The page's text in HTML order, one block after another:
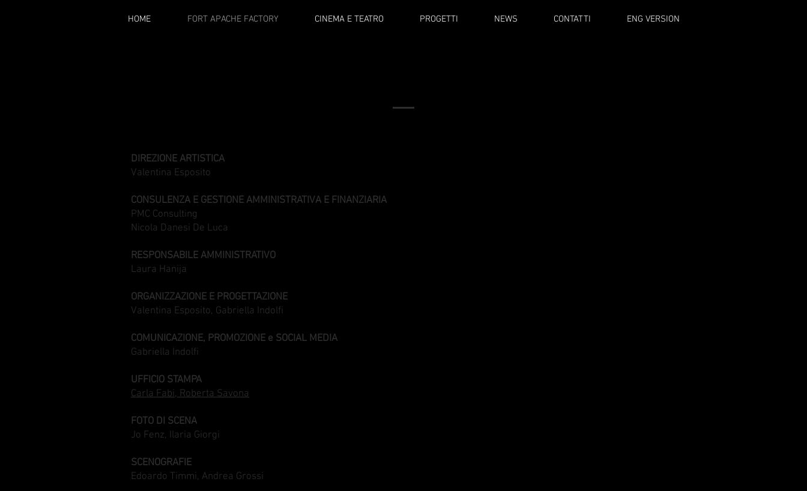
HOME FORT APACHE FACTORY CINEMA E TEATRO PROGETTI NEWS CONTATTI ENG VERSION
DIREZIONE ARTISTICA
Valentina Esposito
CONSULENZA E GESTIONE AMMINISTRATIVA E FINANZIARIA
PMC Consulting
Nicola Danesi De Luca
RESPONSABILE AMMINISTRATIVO
Laura Hanija
ORGANIZZAZIONE E PROGETTAZIONE
Valentina Esposito, Gabriella Indolfi
COMUNICAZIONE, PROMOZIONE e SOCIAL MEDIA
Gabriella Indolfi
UFFICIO STAMPA
Carla Fabi, Roberta Savona
FOTO DI SCENA
Jo Fenz, Ilaria Giorgi
SCENOGRAFIE
Edoardo Timmi, Andrea Grossi